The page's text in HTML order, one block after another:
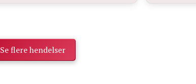
Se flere hendelser